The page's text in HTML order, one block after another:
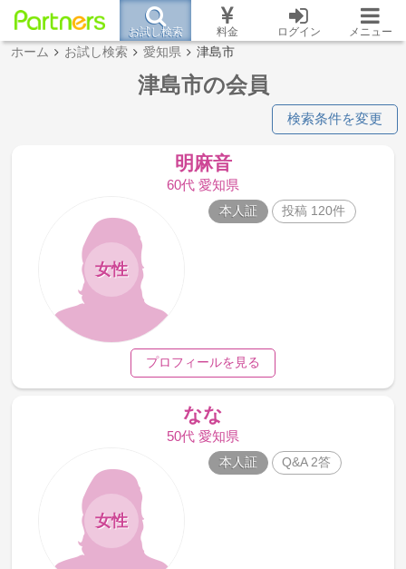
お試し検索 料金 ログイン メニュー
ホーム お試し検索 愛知県 津島市
津島市の会員
検索条件を変更
明麻音
60代 愛知県
女性
本人証 投稿 120件
プロフィールを見る
なな
50代 愛知県
女性
本人証 Q&A 2答